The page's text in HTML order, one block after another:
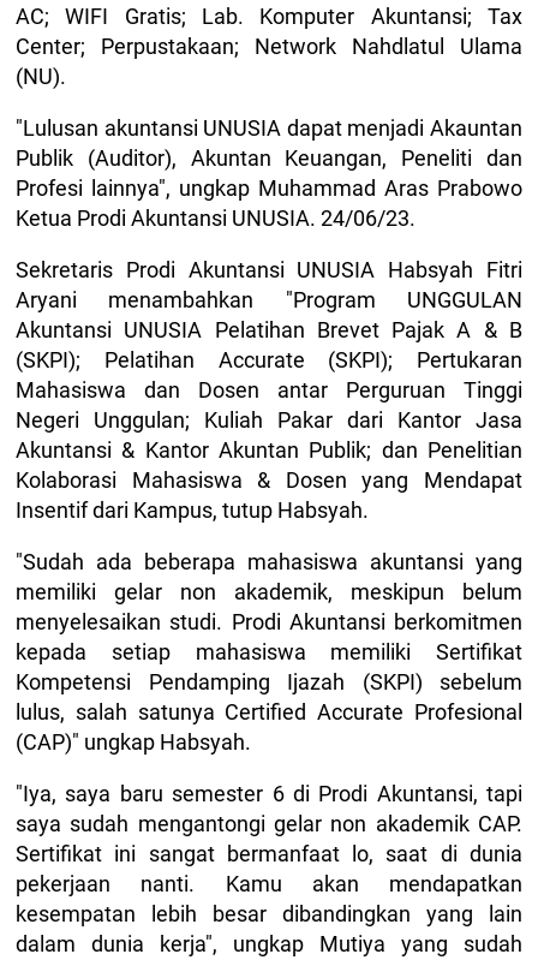
AC; WIFI Gratis; Lab. Komputer Akuntansi; Tax
Center; Perpustakaan; Network Nahdlatul Ulama
(NU).
"Lulusan akuntansi UNUSIA dapat menjadi Akauntan
Publik (Auditor), Akuntan Keuangan, Peneliti dan
Profesi lainnya", ungkap Muhammad Aras Prabowo
Ketua Prodi Akuntansi UNUSIA. 24/06/23.
Sekretaris Prodi Akuntansi UNUSIA Habsyah Fitri
Aryani menambahkan "Program UNGGULAN
Akuntansi UNUSIA Pelatihan Brevet Pajak A & B
(SKPI); Pelatihan Accurate (SKPI); Pertukaran
Mahasiswa dan Dosen antar Perguruan Tinggi
Negeri Unggulan; Kuliah Pakar dari Kantor Jasa
Akuntansi & Kantor Akuntan Publik; dan Penelitian
Kolaborasi Mahasiswa & Dosen yang Mendapat
Insentif dari Kampus, tutup Habsyah.
"Sudah ada beberapa mahasiswa akuntansi yang
memiliki gelar non akademik, meskipun belum
menyelesaikan studi. Prodi Akuntansi berkomitmen
kepada setiap mahasiswa memiliki Sertifikat
Kompetensi Pendamping Ijazah (SKPI) sebelum
lulus, salah satunya Certified Accurate Profesional
(CAP)" ungkap Habsyah.
"Iya, saya baru semester 6 di Prodi Akuntansi, tapi
saya sudah mengantongi gelar non akademik CAP.
Sertifikat ini sangat bermanfaat lo, saat di dunia
pekerjaan nanti. Kamu akan mendapatkan
kesempatan lebih besar dibandingkan yang lain
dalam dunia kerja", ungkap Mutiya yang sudah